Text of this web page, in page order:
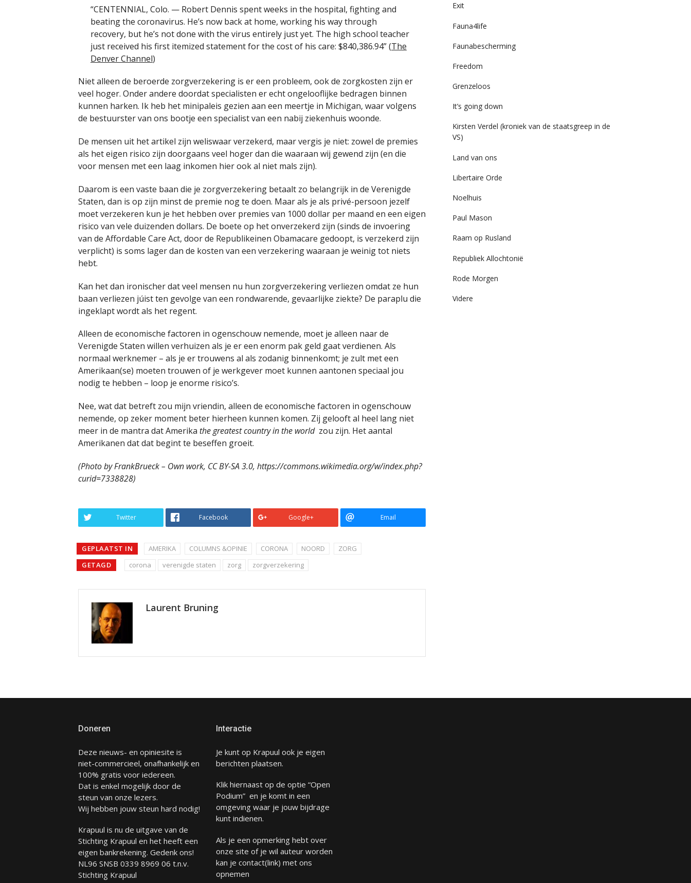
“CENTENNIAL, Colo. — Robert Dennis spent weeks in the hospital, fighting and
beating the coronavirus. He’s now back at home, working his way through
recovery, but he’s not done with the virus entirely just yet. The high school teacher
just received his first itemized statement for the cost of his care: $840,386.94” (The
Denver Channel)
Niet alleen de beroerde zorgverzekering is er een probleem, ook de zorgkosten zijn er
veel hoger. Onder andere doordat specialisten er echt ongelooflijke bedragen binnen
kunnen harken. Ik heb het minipaleis gezien aan een meertje in Michigan, waar volgens
de bestuurster van ons bootje een specialist van een nabij ziekenhuis woonde.
De mensen uit het artikel zijn weliswaar verzekerd, maar vergis je niet: zowel de premies
als het eigen risico zijn doorgaans veel hoger dan die waaraan wij gewend zijn (en die
voor mensen met een laag inkomen hier ook al niet mals zijn).
Daarom is een vaste baan die je zorgverzekering betaalt zo belangrijk in de Verenigde
Staten, dan is op zijn minst de premie nog te doen. Maar als je als privé-persoon jezelf
moet verzekeren kun je het hebben over premies van 1000 dollar per maand en een eigen
risico van vele duizenden dollars. De boete op het onverzekerd zijn (sinds de invoering
van de Affordable Care Act, door de Republikeinen Obamacare gedoopt, is verzekerd zijn
verplicht) is soms lager dan de kosten van een verzekering waaraan je weinig tot niets
hebt.
Kan het dan ironischer dat veel mensen nu hun zorgverzekering verliezen omdat ze hun
baan verliezen júist ten gevolge van een rondwarende, gevaarlijke ziekte? De paraplu die
ingeklapt wordt als het regent.
Alleen de economische factoren in ogenschouw nemende, moet je alleen naar de
Verenigde Staten willen verhuizen als je er een enorm pak geld gaat verdienen. Als
normaal werknemer – als je er trouwens al als zodanig binnenkomt; je zult met een
Amerikaan(se) moeten trouwen of je werkgever moet kunnen aantonen speciaal jou
nodig te hebben – loop je enorme risico’s.
Nee, wat dat betreft zou mijn vriendin, alleen de economische factoren in ogenschouw
nemende, op zeker moment beter hierheen kunnen komen. Zij gelooft al heel lang niet
meer in de mantra dat Amerika the greatest country in the world zou zijn. Het aantal
Amerikanen dat dat begint te beseffen groeit.
(Photo by FrankBrueck – Own work, CC BY-SA 3.0, https://commons.wikimedia.org/w/index.php?
curid=7338828)
Twitter Facebook Google+ Email
GEPLAATST IN AMERIKA COLUMNS &OPINIE CORONA NOORD
ZORG
GETAGD
corona verenigde staten zorg zorgverzekering
Laurent Bruning
Exit
Fauna4life
Faunabescherming
Freedom
Grenzeloos
It’s going down
Kirsten Verdel (kroniek van de staatsgreep in de
VS)
Land van ons
Libertaire Orde
Noelhuis
Paul Mason
Raam op Rusland
Republiek Allochtonië
Rode Morgen
Videre
Doneren
Deze nieuws- en opiniesite is
niet-commercieel, onafhankelijk en
100% gratis voor iedereen.
Dat is enkel mogelijk door de
steun van onze lezers.
Wij hebben jouw steun hard nodig!
Krapuul is nu de uitgave van de
Stichting Krapuul en het heeft een
eigen bankrekening. Gedenk ons!
NL96 SNSB 0339 8969 06 t.n.v.
Stichting Krapuul
Interactie
Je kunt op Krapuul ook je eigen
berichten plaatsen.
Klik hiernaast op de optie “Open
Podium” en je komt in een
omgeving waar je jouw bijdrage
kunt indienen.
Als je een opmerking hebt over
onze site of je wil auteur worden
kan je contact(link) met ons
opnemen